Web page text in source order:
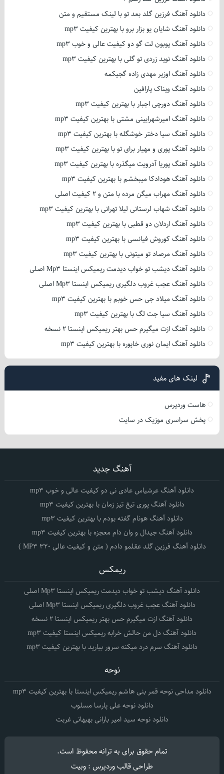
دانلود آهنگ فرزین گلد بعد تو با لینک مستقیم و متن
دانلود آهنگ شایان یو بزار برو با بهترین کیفیت mp3
دانلود آهنگ پوبون لت گو دو کیفیت عالی و خوب mp3
دانلود آهنگ نوید زردی تو گلی با بهترین کیفیت mp3
دانلود آهنگ اوزیر مهدی زاده گجیکمه
دانلود آهنگ ویناک پارافین
دانلود آهنگ دورچی اجبار با بهترین کیفیت mp3
دانلود آهنگ امیرشهرایینی مشتی با بهترین کیفیت mp3
دانلود آهنگ سیا دختر خوشگله با بهترین کیفیت mp3
دانلود آهنگ پوری و مهیار برای تو با بهترین کیفیت mp3
دانلود آهنگ پوریا آدرویت میگذره با بهترین کیفیت mp3
دانلود آهنگ هودادکا میبخشم با بهترین کیفیت mp3
دانلود آهنگ مهراب میگن مرده با متن و 2 کیفیت اصلی
دانلود آهنگ شهاب لرستانی لیلا تهرانی با بهترین کیفیت mp3
دانلود آهنگ اردلان دو قطبی با بهترین کیفیت mp3
دانلود آهنگ کوروش فیانسی با بهترین کیفیت mp3
دانلود آهنگ مرصاد تو میتونی با بهترین کیفیت mp3
دانلود آهنگ دیشب تو خواب دیدمت ریمیکس اینستا Mp3 اصلی
دانلود آهنگ عجب غروب دلگیری ریمیکس اینستا Mp3 اصلی
دانلود آهنگ میلاد جی حس خوبم با بهترین کیفیت mp3
دانلود آهنگ سیا جت لگ با بهترین کیفیت mp3
دانلود آهنگ ازت میگیرم حس بهتر ریمیکس اینستا 2 نسخه
دانلود آهنگ ایمان نوری خاپوره با بهترین کیفیت mp3
لینک های مفید
هاست وردپرس
پخش سراسری موزیک در سایت
آهنگ جدید
دانلود آهنگ عرشیاس عادی نی دو کیفیت عالی و خوب mp3
دانلود آهنگ پوری تیغ تیز زمان با بهترین کیفیت mp3
دانلود آهنگ هونام گفته بودم با بهترین کیفیت mp3
دانلود آهنگ جیدال و وان دام معجزه با بهترین کیفیت mp3
دانلود آهنگ فرزین گلد عقلمو دادم ( متن و کیفیت عالی 320 MP3 )
ریمکس
دانلود آهنگ دیشب تو خواب دیدمت ریمیکس اینستا Mp3 اصلی
دانلود آهنگ عجب غروب دلگیری ریمیکس اینستا Mp3 اصلی
دانلود آهنگ ازت میگیرم حس بهتر ریمیکس اینستا 2 نسخه
دانلود آهنگ دل من حالش خرابه ریمیکس اینستا کیفیت mp3
دانلود آهنگ سرم درد میکنه سرور بیارید با بهترین کیفیت mp3
نوحه
دانلود مداحی نوحه قمر بنی هاشم ریمیکس اینستا با بهترین کیفیت mp3
دانلود نوحه علی پارسا مسلوب
دانلود نوحه سید امیر بارانی بهبهانی غربت
تمام حقوق برای به ترانهمحفوظ است.
طراحی قالب وردپرس : وبیت